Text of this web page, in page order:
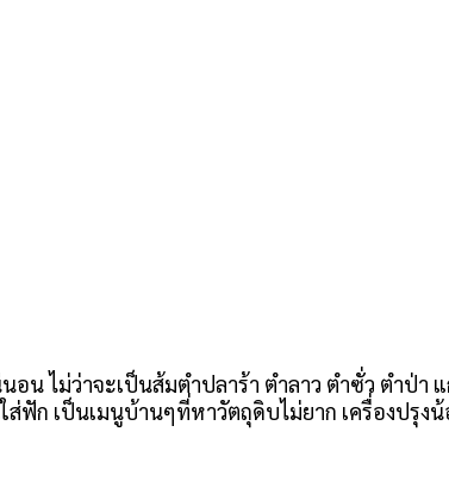
ไม่ว่าจะเป็นส้มตำปลาร้า ตำลาว ตำซั่ว ตำป่า
ฟัก เป็นเมนูบ้านๆที่หาวัตถุดิบไม่ยาก เครื่องปรุง